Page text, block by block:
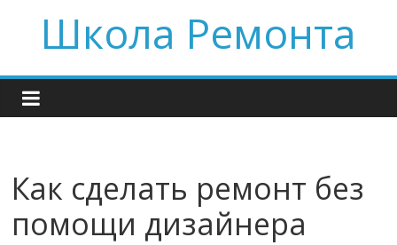
contentШкола Ремонта
Как сделать ремонт без
помощи дизайнера